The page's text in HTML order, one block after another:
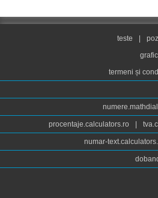
teste
termeni și
procentaje.calculators.ro
numar-